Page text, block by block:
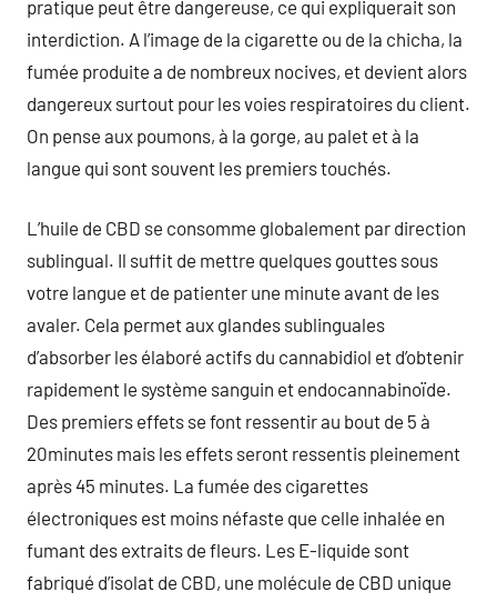
pratique peut être dangereuse, ce qui expliquerait son
interdiction. A l’image de la cigarette ou de la chicha, la
fumée produite a de nombreux nocives, et devient alors
dangereux surtout pour les voies respiratoires du client.
On pense aux poumons, à la gorge, au palet et à la
langue qui sont souvent les premiers touchés.
L’huile de CBD se consomme globalement par direction
sublingual. Il suffit de mettre quelques gouttes sous
votre langue et de patienter une minute avant de les
avaler. Cela permet aux glandes sublinguales
d’absorber les élaboré actifs du cannabidiol et d’obtenir
rapidement le système sanguin et endocannabinoïde.
Des premiers effets se font ressentir au bout de 5 à
20minutes mais les effets seront ressentis pleinement
après 45 minutes. La fumée des cigarettes
électroniques est moins néfaste que celle inhalée en
fumant des extraits de fleurs. Les E-liquide sont
fabriqué d’isolat de CBD, une molécule de CBD unique